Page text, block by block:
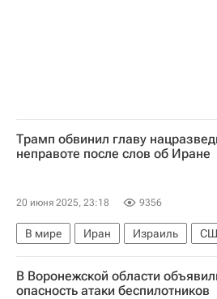
Трамп обвинил главу
неправоте после слов об Иране
20 июня 2025, 23:18 9356
В мире Иран Израиль
Дональд Трамп
Тулси Габбард
NBC
Министерство обороны
В Воронежской области
опасность атаки беспилотников